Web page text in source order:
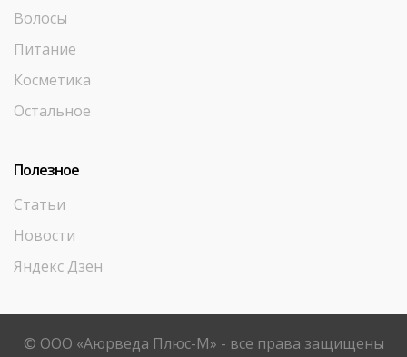
Волосы
Питание
Косметика
Остальное
Полезное
Статьи
Новости
Яндекс Дзен
© ООО «Аюрведа Плюс-М» - все права защищены